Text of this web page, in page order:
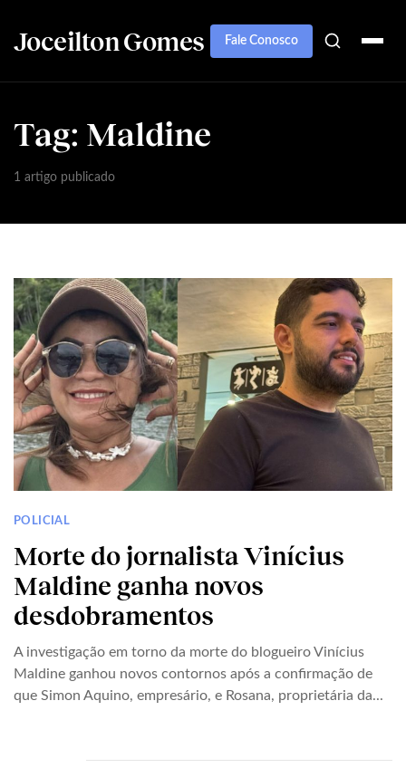
Joceilton Gomes Fale Conosco
Tag: Maldine
1 artigo publicado
POLICIAL
Morte do jornalista Vinícius
Maldine ganha novos
desdobramentos
A investigação em torno da morte do blogueiro Vinícius
Maldine ganhou novos contornos após a confirmação de
que Simon Aquino, empresário, e Rosana, proprietária da...